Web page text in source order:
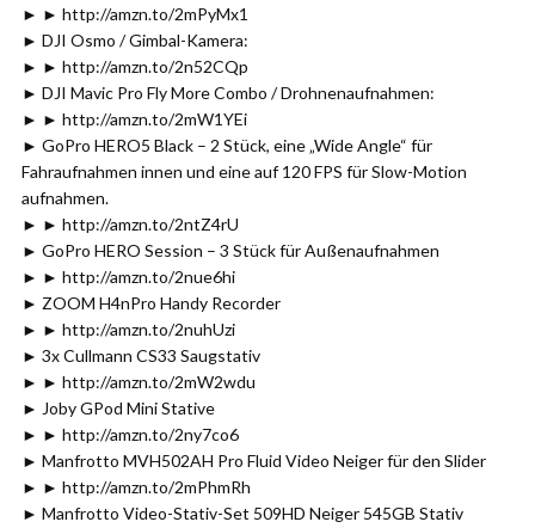
► ► http://amzn.to/2mPyMx1
► DJI Osmo / Gimbal-Kamera:
► ► http://amzn.to/2n52CQp
► DJI Mavic Pro Fly More Combo / Drohnenaufnahmen:
► ► http://amzn.to/2mW1YEi
► GoPro HERO5 Black – 2 Stück, eine „Wide Angle“ für
Fahraufnahmen innen und eine auf 120 FPS für Slow-Motion
aufnahmen.
► ► http://amzn.to/2ntZ4rU
► GoPro HERO Session – 3 Stück für Außenaufnahmen
► ► http://amzn.to/2nue6hi
► ZOOM H4nPro Handy Recorder
► ► http://amzn.to/2nuhUzi
► 3x Cullmann CS33 Saugstativ
► ► http://amzn.to/2mW2wdu
► Joby GPod Mini Stative
► ► http://amzn.to/2ny7co6
► Manfrotto MVH502AH Pro Fluid Video Neiger für den Slider
► ► http://amzn.to/2mPhmRh
► Manfrotto Video-Stativ-Set 509HD Neiger 545GB Stativ